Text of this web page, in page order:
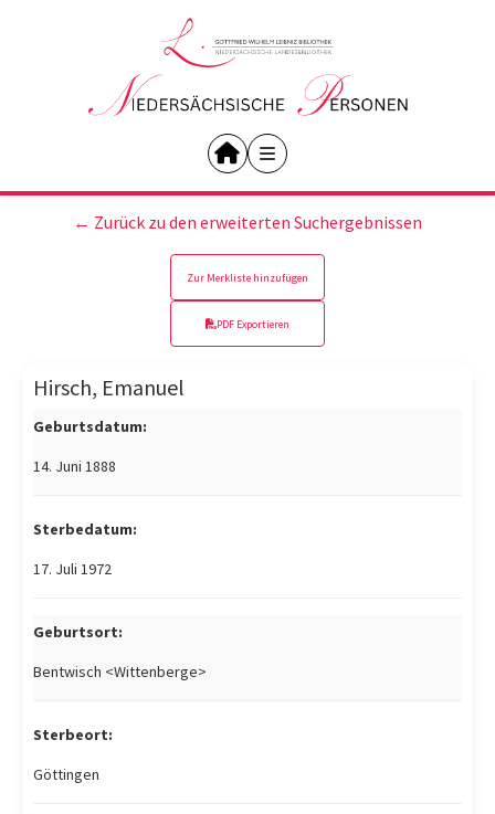
← Zurück zu den erweiterten Suchergebnissen
Zur Merkliste hinzufügen
PDF Exportieren
Hirsch, Emanuel
Geburtsdatum:
14. Juni 1888
Sterbedatum:
17. Juli 1972
Geburtsort:
Bentwisch <Wittenberge>
Sterbeort:
Göttingen